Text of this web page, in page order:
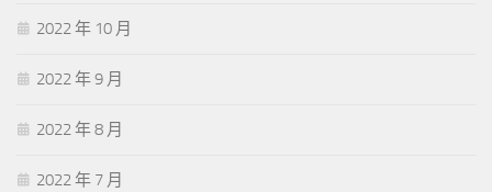
2022 年 10 月
2022 年 9 月
2022 年 8 月
2022 年 7 月